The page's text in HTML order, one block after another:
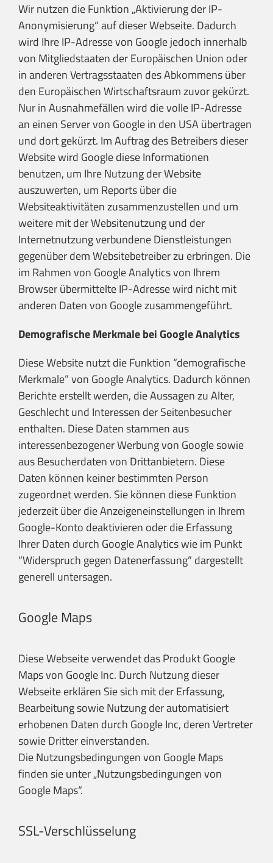
Wir nutzen die Funktion „Aktivierung der IP-
Anonymisierung“ auf dieser Webseite. Dadurch
wird Ihre IP-Adresse von Google jedoch innerhalb
von Mitgliedstaaten der Europäischen Union oder
in anderen Vertragsstaaten des Abkommens über
den Europäischen Wirtschaftsraum zuvor gekürzt.
Nur in Ausnahmefällen wird die volle IP-Adresse
an einen Server von Google in den USA übertragen
und dort gekürzt. Im Auftrag des Betreibers dieser
Website wird Google diese Informationen
benutzen, um Ihre Nutzung der Website
auszuwerten, um Reports über die
Websiteaktivitäten zusammenzustellen und um
weitere mit der Websitenutzung und der
Internetnutzung verbundene Dienstleistungen
gegenüber dem Websitebetreiber zu erbringen. Die
im Rahmen von Google Analytics von Ihrem
Browser übermittelte IP-Adresse wird nicht mit
anderen Daten von Google zusammengeführt.
Demografische Merkmale bei Google Analytics
Diese Website nutzt die Funktion “demografische
Merkmale” von Google Analytics. Dadurch können
Berichte erstellt werden, die Aussagen zu Alter,
Geschlecht und Interessen der Seitenbesucher
enthalten. Diese Daten stammen aus
interessenbezogener Werbung von Google sowie
aus Besucherdaten von Drittanbietern. Diese
Daten können keiner bestimmten Person
zugeordnet werden. Sie können diese Funktion
jederzeit über die Anzeigeneinstellungen in Ihrem
Google-Konto deaktivieren oder die Erfassung
Ihrer Daten durch Google Analytics wie im Punkt
“Widerspruch gegen Datenerfassung” dargestellt
generell untersagen.
Google Maps
Diese Webseite verwendet das Produkt Google
Maps von Google Inc. Durch Nutzung dieser
Webseite erklären Sie sich mit der Erfassung,
Bearbeitung sowie Nutzung der automatisiert
erhobenen Daten durch Google Inc, deren Vertreter
sowie Dritter einverstanden.
Die Nutzungsbedingungen von Google Maps
finden sie unter„Nutzungsbedingungen von
Google Maps“.
SSL-Verschlüsselung